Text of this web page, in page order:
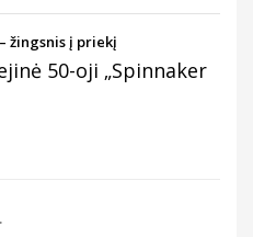
žingsnis į priekį
50-oji „Spinnaker